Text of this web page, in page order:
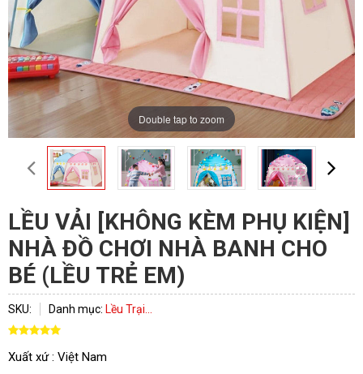
Double tap to zoom
LỀU VẢI [KHÔNG KÈM PHỤ KIỆN]
NHÀ ĐỒ CHƠI NHÀ BANH CHO
BÉ (LỀU TRẺ EM)
SKU: Danh mục: Lều Trại...
Xuất xứ : Việt Nam